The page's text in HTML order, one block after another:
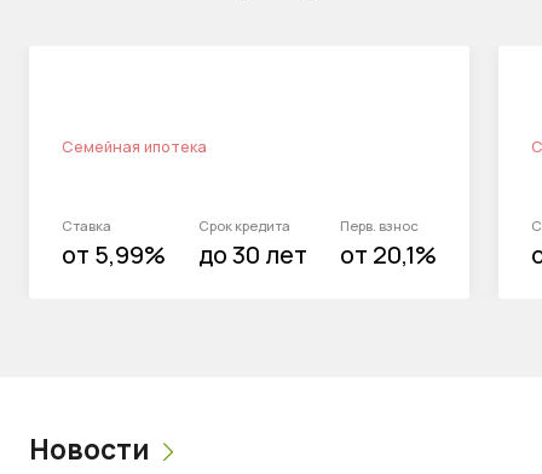
Семейная ипотека
Ставка
от 5,99%
Срок кредита
до 30 лет
Перв. взнос
от 20,1%
Новости